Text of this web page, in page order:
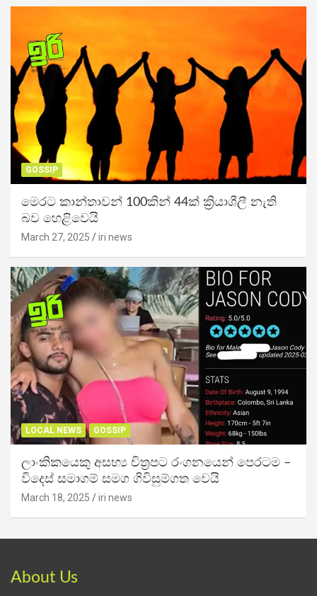
GOSSIP
මෙරට කාන්තාවන් 100කින් 44ක් ක්‍රියාශීලී නැති
බව හෙළිවෙයි
March 27, 2025 iri news
LOCAL NEWS GOSSIP
ලාංකිකයෙකු අසභ්‍ය චිත්‍රපට රංගනයෙන් පෙරටම –
විදෙස් සමාගම් සමග ගිවිසුම්ගත වෙයි
March 18, 2025 iri news
About Us